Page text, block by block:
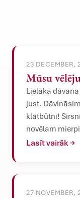
23 DECEMBER,
Mūsu
Lielākā
just.
klātbūtni!
novēlam
Lasīt vairāk →
27 NOVEMBER,